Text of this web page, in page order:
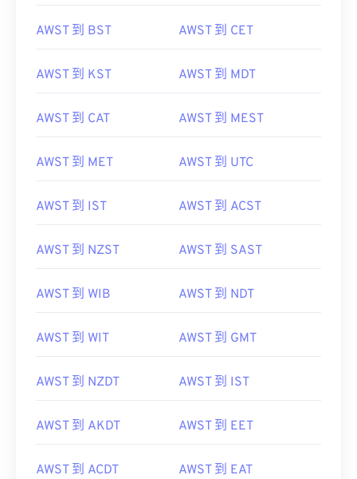
AWST 到 BST AWST 到 CET
AWST 到 KST AWST 到 MDT
AWST 到 CAT AWST 到 MEST
AWST 到 MET AWST 到 UTC
AWST 到 IST AWST 到 ACST
AWST 到 NZST AWST 到 SAST
AWST 到 WIB AWST 到 NDT
AWST 到 WIT AWST 到 GMT
AWST 到 NZDT AWST 到 IST
AWST 到 AKDT AWST 到 EET
AWST 到 ACDT AWST 到 EAT